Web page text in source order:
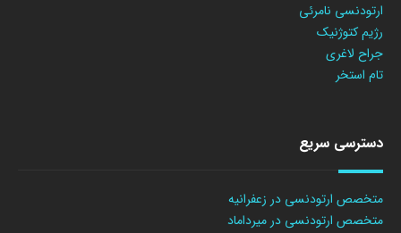
ارتودنسی نامرئی
رژیم کتوژنیک
جراح لاغری
تام استخر
دسترسی سریع
متخصص ارتودنسی در زعفرانیه
متخصص ارتودنسی در میرداماد